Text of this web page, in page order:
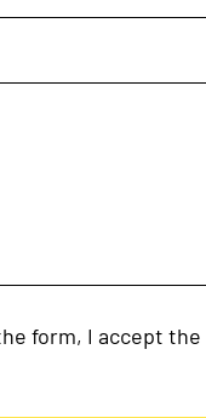
form, I accept the